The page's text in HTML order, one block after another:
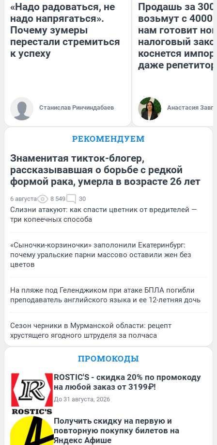
«Надо радоваться, не
надо напрягаться».
Почему зумеры
перестали стремиться
к успеху
Станислав Ринчиндабаев
Продашь за
возьмут с
нам готовит
налоговый
коснется
даже
Анастасия
РЕКОМЕНДУЕМ
Знаменитая тикток-блогер,
рассказывавшая о борьбе с редкой
формой рака, умерла в возрасте 26 лет
6 августа 8 549 30
Слизни атакуют: как спасти цветник от вредителей —
три копеечных способа
«Сыночки-корзиночки» заполонили Екатеринбург:
почему уральские парни массово оставили жен без
цветов
На пляже под Геленджиком при атаке БПЛА погибли
преподаватель английского языка и ее 12-летняя дочь
Сезон черники в Мурманской области: рецепт
хрустящего ягодного штруделя за полчаса
ПРОМОКОДЫ
ROSTIC'S - скидка 20% по промокоду
на любой заказ от 3199₽!
До 31 августа, 2026
Получить скидку на первую и
повторную покупку билетов на
Яндекс Афише